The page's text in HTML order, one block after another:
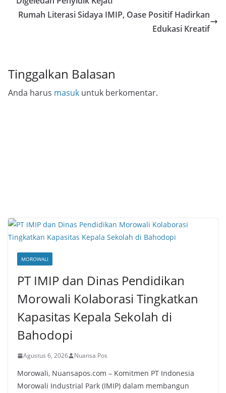
Rumah Literasi Sidaya IMIP, Oase Positif Hadirkan
Edukasi Kreatif
Tinggalkan Balasan
Anda harus masuk untuk berkomentar.
MOROWALI
PT IMIP dan Dinas Pendidikan
Morowali Kolaborasi Tingkatkan
Kapasitas Kepala Sekolah di
Bahodopi
Agustus 6, 2026 Nuansa Pos
Morowali, Nuansapos.com – Komitmen PT Indonesia
Morowali Industrial Park (IMIP) dalam membangun